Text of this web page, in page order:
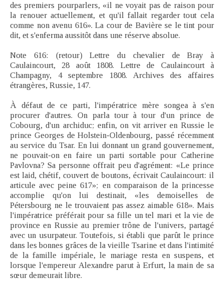
des premiers pourparlers, «il ne voyait pas de raison pour
la renouer actuellement, et qu'il fallait regarder tout cela
comme non avenu 616». La cour de Bavière se le tint pour
dit, et s'enferma aussitôt dans une réserve absolue.
Note 616: (retour) Lettre du chevalier de Bray à
Caulaincourt, 28 août 1808. Lettre de Caulaincourt à
Champagny, 4 septembre 1808. Archives des affaires
étrangères, Russie, 147.
À défaut de ce parti, l'impératrice mère songea à s'en
procurer d'autres. On parla tour à tour d'un prince de
Cobourg, d'un archiduc; enfin, on vit arriver en Russie le
prince Georges de Holstein-Oldenbourg, passé récemment
au service du Tsar. En lui donnant un grand gouvernement,
ne pouvait-on en faire un parti sortable pour Catherine
Pavlovna? Sa personne offrait peu d'agrément: «Le prince
est laid, chétif, couvert de boutons, écrivait Caulaincourt: il
articule avec peine 617»; en comparaison de la princesse
accomplie qu'on lui destinait, «les demoiselles de
Pétersbourg ne le trouvaient pas assez aimable 618». Mais
l'impératrice préférait pour sa fille un tel mari et la vie de
province en Russie au premier trône de l'univers, partagé
avec un usurpateur. Toutefois, si établi que parût le prince
dans les bonnes grâces de la vieille Tsarine et dans l'intimité
de la famille impériale, le mariage resta en suspens, et
lorsque l'empereur Alexandre parut à Erfurt, la main de sa
sœur demeurait libre.